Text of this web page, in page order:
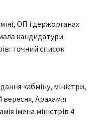
ОП і держорганах
кандидатури
точний список